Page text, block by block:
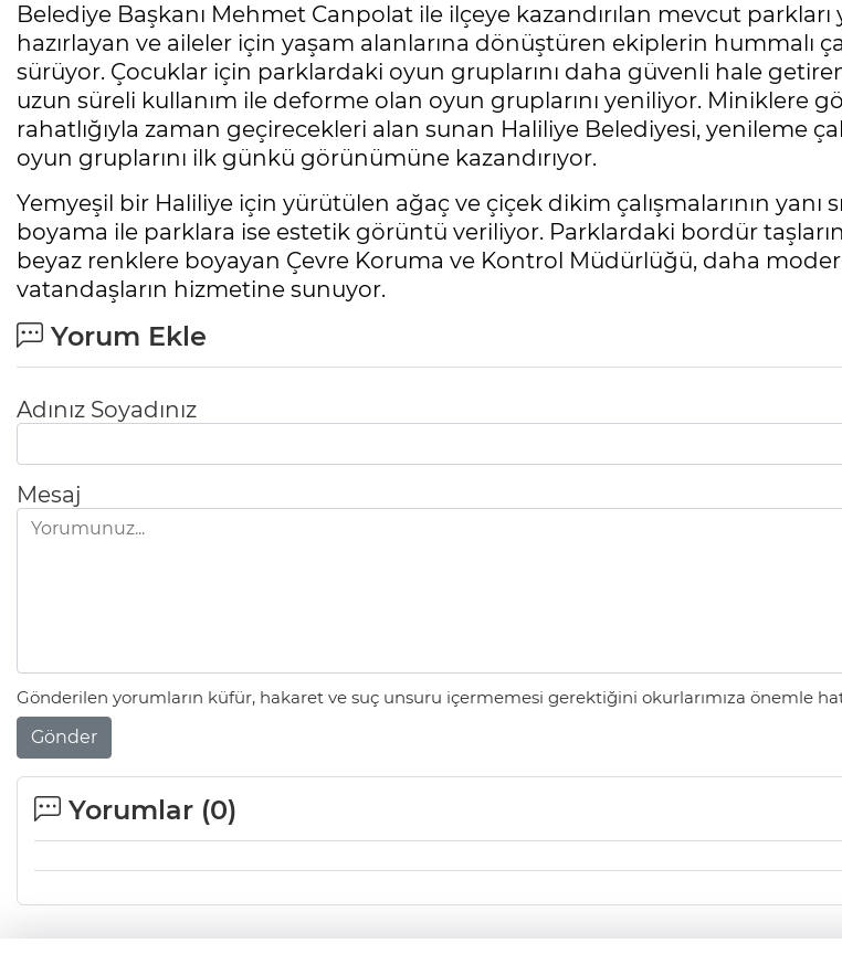
Belediye Başkanı Mehmet Canpolat ile ilçeye kazandırılan mevcut parkları
hazırlayan ve aileler için yaşam alanlarına dönüştüren ekiplerin hummalı
sürüyor. Çocuklar için parklardaki oyun gruplarını daha güvenli hale
uzun süreli kullanım ile deforme olan oyun gruplarını yeniliyor. Miniklere
rahatlığıyla zaman geçirecekleri alan sunan Haliliye Belediyesi, yenileme
oyun gruplarını ilk günkü görünümüne kazandırıyor.
Yemyeşil bir Haliliye için yürütülen ağaç ve çiçek dikim çalışmalarının yanı
boyama ile parklara ise estetik görüntü veriliyor. Parklardaki bordür
beyaz renklere boyayan Çevre Koruma ve Kontrol Müdürlüğü, daha
vatandaşların hizmetine sunuyor.
Yorum Ekle
Adınız Soyadınız
Mesaj
Gönderilen yorumların küfür, hakaret ve suç unsuru içermemesi gerektiğini okurlarımıza önemle
Gönder
Yorumlar (0)